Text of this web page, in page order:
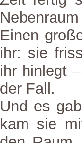
Einen
ihr: sie
ihr hinlegt
der Fall.
Und es
kam sie